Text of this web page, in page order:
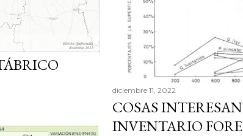
diciembre 11, 2022
COSAS
INVENTARIO